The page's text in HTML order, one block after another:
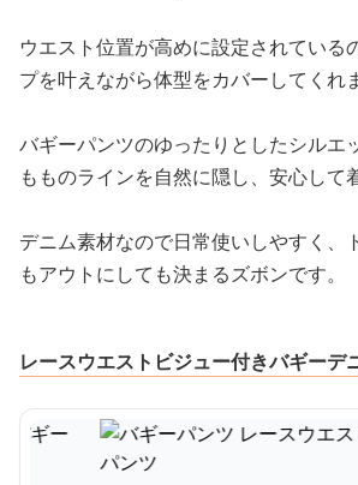
ウエスト位置が高めに設定されている
プを叶えながら体型をカバーしてくれ
バギーパンツのゆったりとしたシルエ
もものラインを自然に隠し、安心して
デニム素材なので日常使いしやすく、
もアウトにしても決まるズボンです。
レースウエストビジュー付きバギーデ